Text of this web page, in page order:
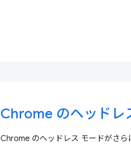
Chrome のヘッドレ
Chrome のヘッドレス モードがさ